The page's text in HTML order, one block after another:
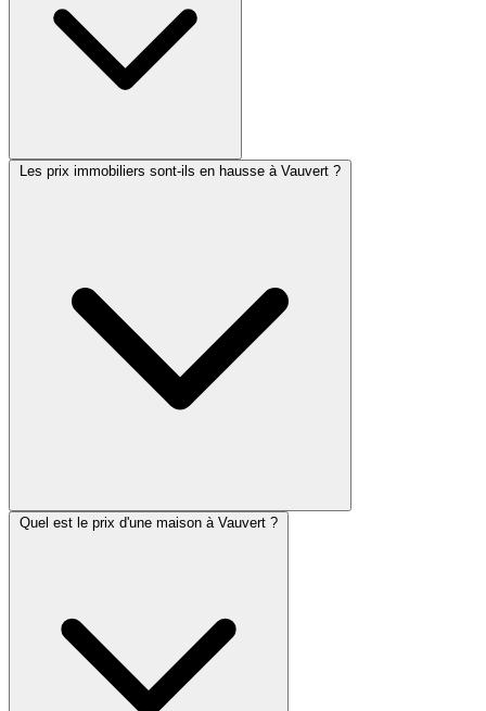
Les prix immobiliers sont-ils en hausse à Vauvert ?
Quel est le prix d'une maison à Vauvert ?